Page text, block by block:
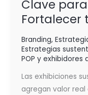
Clave
Fortalecer
Branding,
Estrategias
POP y exhibidores
Las exhibiciones
agregan valor
para
Impulsar
y
Fortalecer
Marca